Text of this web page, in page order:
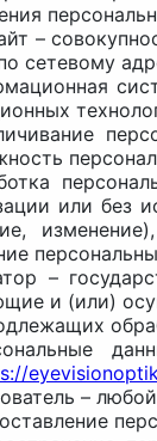
–
сетевому
или без
–
и (или)
–